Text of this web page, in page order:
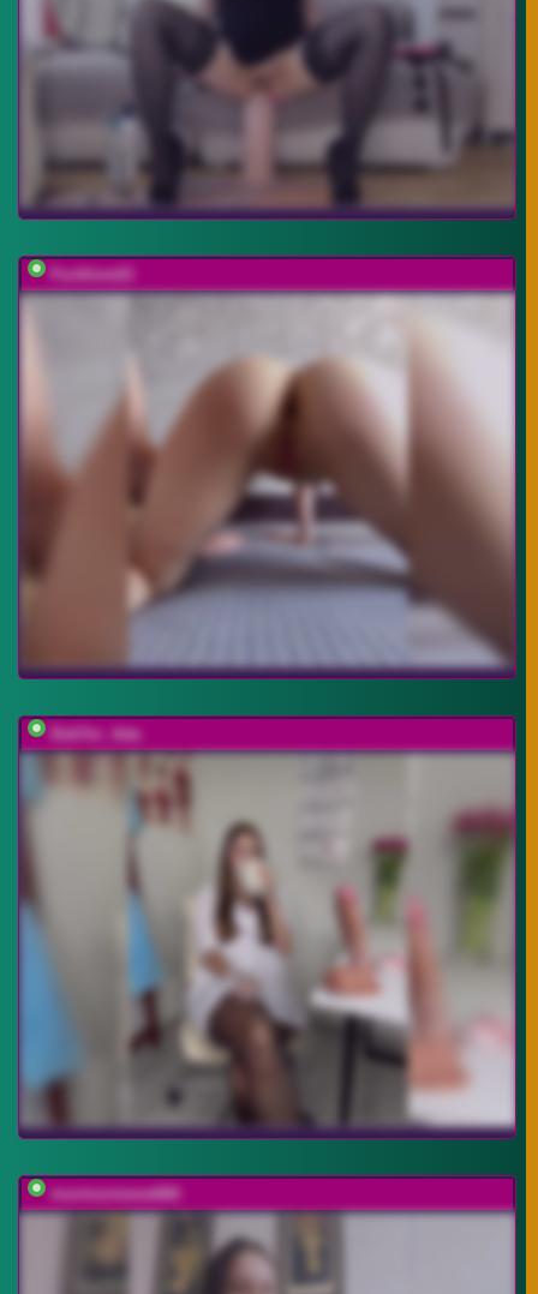
Fucklove21
DokTor_Ada
murmurmeow666